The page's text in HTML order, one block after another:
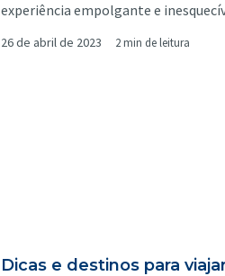
26 de abril de 2023 2 min de leitura
experiência empolgante e
Dicas e destinos para